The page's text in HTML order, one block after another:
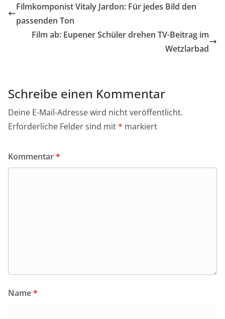
Filmkomponist Vitaly Jardon: Für jedes Bild den
passenden Ton
Film ab: Eupener Schüler drehen TV-Beitrag im
Wetzlarbad
Schreibe einen Kommentar
Deine E-Mail-Adresse wird nicht veröffentlicht.
Erforderliche Felder sind mit* markiert
Kommentar*
Name*